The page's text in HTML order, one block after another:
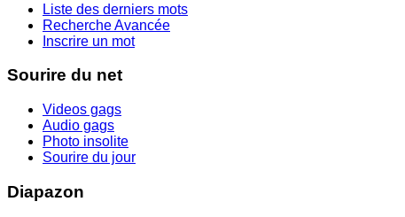
Liste des derniers mots
Recherche Avancée
Inscrire un mot
Sourire du net
Videos gags
Audio gags
Photo insolite
Sourire du jour
Diapazon